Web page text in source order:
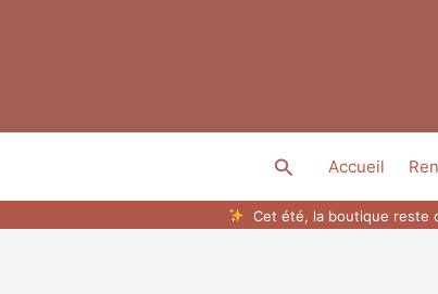
Rechercher
Accueil
Cet été, la boutique reste